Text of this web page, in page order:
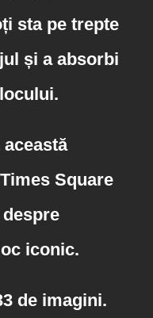
sta pe trepte
și a absorbi
Square
iconic.
de imagini.